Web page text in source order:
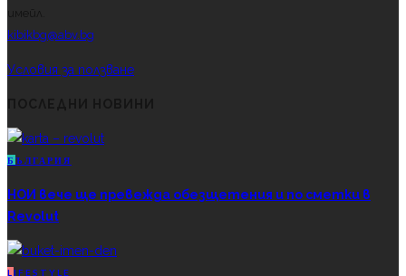
имейл.
kibikbg@abv.bg
Условия за ползване
Б ЪЛГАРИЯ
НОИ вече ще превежда обезщетения и по сметки в
Revolut
L IFESTYLE